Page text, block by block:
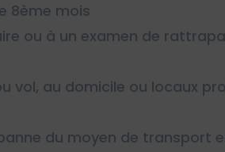
8ème mois
ou à un examen de
vol, au domicile ou locaux
du moyen de transport